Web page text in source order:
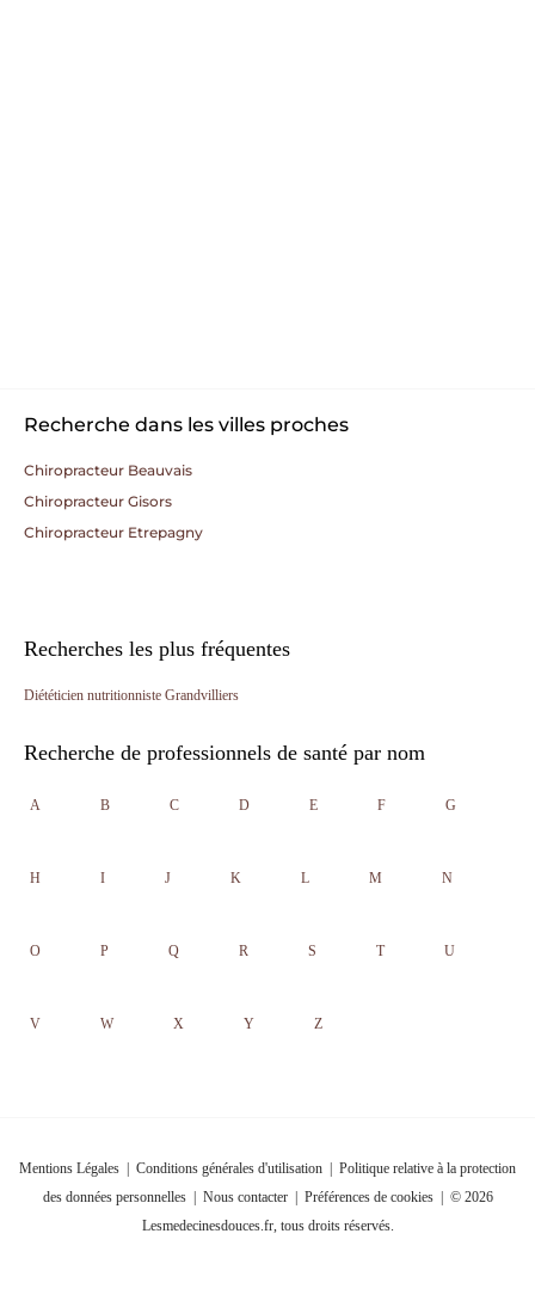
Recherche dans les villes proches
Chiropracteur Beauvais
Chiropracteur Gisors
Chiropracteur Etrepagny
Recherches les plus fréquentes
Diététicien nutritionniste Grandvilliers
Recherche de professionnels de santé par nom
A B C D E F G
H I J K L M N
O P Q R S T U
V W X Y Z
Mentions Légales Conditions générales d'utilisation
Politique relative à la protection
des données personnelles| Nous contacter| Préférences de cookies| © 2026
Lesmedecinesdouces.fr, tous droits réservés.